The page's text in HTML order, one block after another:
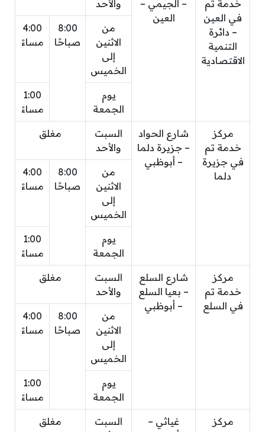
خدمة تم
في العين
– دائرة
التنمية
الاقتصادية
– الجيمي –
العين
والأحد
من
الاثنين
إلى
الخميس
8:00
صباحًا
4:00
مساءً
يوم
الجمعة
1:00
مساءً
مركز
خدمة تم
في جزيرة
دلما
شارع الحواد
– جزيرة دلما
– أبوظبي
السبت
والأحد
مغلق
من
الاثنين
إلى
الخميس
8:00
صباحًا
4:00
مساءً
يوم
الجمعة
1:00
مساءً
مركز
خدمة تم
في السلع
شارع السلع
– بعيا السلع
– أبوظبي
السبت
والأحد
مغلق
من
الاثنين
إلى
الخميس
8:00
صباحًا
4:00
مساءً
يوم
الجمعة
1:00
مساءً
مركز
غياثي –
السبت
مغلق